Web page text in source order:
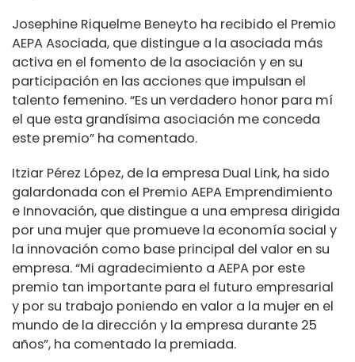
Josephine Riquelme Beneyto ha recibido el Premio
AEPA Asociada, que distingue a la asociada más
activa en el fomento de la asociación y en su
participación en las acciones que impulsan el
talento femenino. “Es un verdadero honor para mí
el que esta grandísima asociación me conceda
este premio” ha comentado.
Itziar Pérez López, de la empresa Dual Link, ha sido
galardonada con el Premio AEPA Emprendimiento
e Innovación, que distingue a una empresa dirigida
por una mujer que promueve la economía social y
la innovación como base principal del valor en su
empresa. “Mi agradecimiento a AEPA por este
premio tan importante para el futuro empresarial
y por su trabajo poniendo en valor a la mujer en el
mundo de la dirección y la empresa durante 25
años”, ha comentado la premiada.